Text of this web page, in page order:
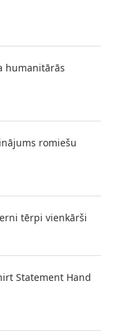
humanitārās
romiešu
tērpi vienkārši
Statement Hand